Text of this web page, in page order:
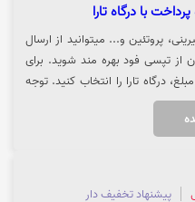
با درگاه تارا
پروتئین و... میتوانید از ارسال
خرید بالای 700 هزار تومان از تپسی فود بهره مند شوید. برای
درگاه تارا را انتخاب کنید. توجه
نان فعال نیست. جهت سفارش آنلاین
پیشنهاد تخفیف دار